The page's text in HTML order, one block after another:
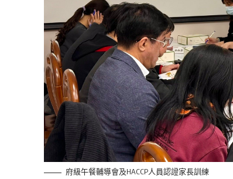
府級午餐輔導會及HACCP人員認證家長訓練